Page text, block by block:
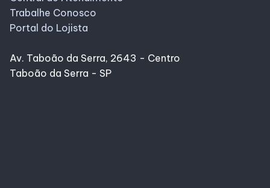
Trabalhe Conosco
Portal do Lojista
Av. Taboão da Serra, 2643 - Centro
Taboão da Serra - SP